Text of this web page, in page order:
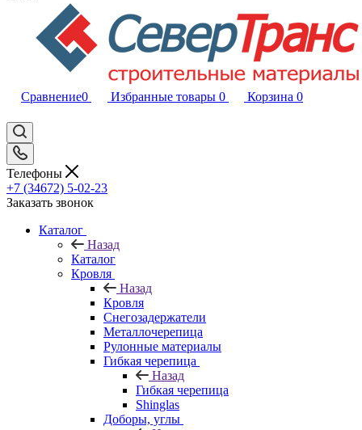
Сравнение0 Избранные товары 0 Корзина 0
Телефоны
+7 (34672) 5-02-23
Заказать звонок
Каталог
Назад
Каталог
Кровля
Назад
Кровля
Снегозадержатели
Металлочерепица
Рулонные материалы
Гибкая черепица
Назад
Гибкая черепица
Shinglas
Доборы, углы